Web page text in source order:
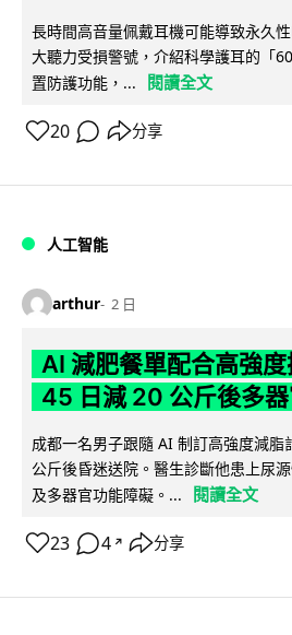
長時間高音量佩戴耳機可能導致永久
大聽力受損警號，介紹科學護耳的「
置防護功能，...
閱讀全文
20 分享
人工智能
arthur 2 日
AI 減肥餐單配合高強
45 日減 20 公斤後多
成都一名男子跟隨 AI 制訂高強度減
公斤後昏迷送院。醫生診斷他患上尿
及多器官功能障礙。...
閱讀全文
23 4 ↗ 分享